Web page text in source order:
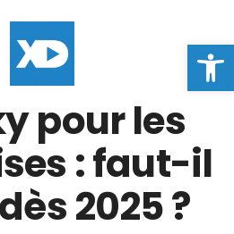
Ouvrir
pour les
: faut-il
2025 ?